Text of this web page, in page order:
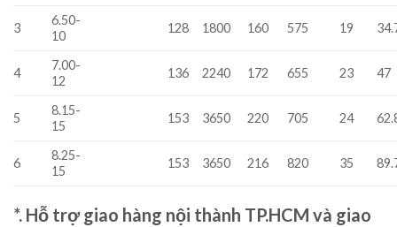
3
6.50-
10
128 1800 160 575 19
4
7.00-
12
136 2240 172 655 23 47
5
8.15-
15
153 3650 220 705 24
6
8.25-
15
153 3650 216 820 35
*. Hỗ trợ giao hàng nội thành TP.HCM và giao